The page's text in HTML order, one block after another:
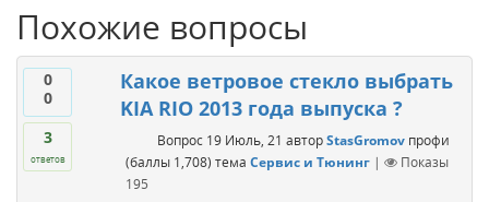
Похожие вопросы
0
0
3
ответов
Какое ветровое стекло выбрать
KIA RIO 2013 года выпуска ?
Вопрос 19 Июль, 21 авторStasGromov профи
(баллы 1,708) тема Сервис и Тюнинг |
Показы
195